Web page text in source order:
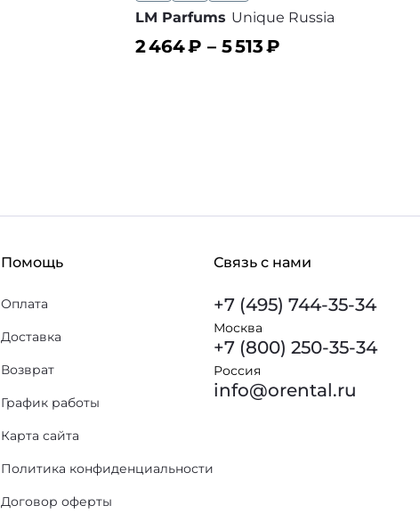
LM Parfums Unique Russia
2 464₽ – 5 513₽
Помощь
Оплата
Доставка
Возврат
График работы
Карта сайта
Политика конфиденциальности
Договор оферты
Связь с нами
+7 (495) 744-35-34
Москва
+7 (800) 250-35-34
Россия
info@orental.ru